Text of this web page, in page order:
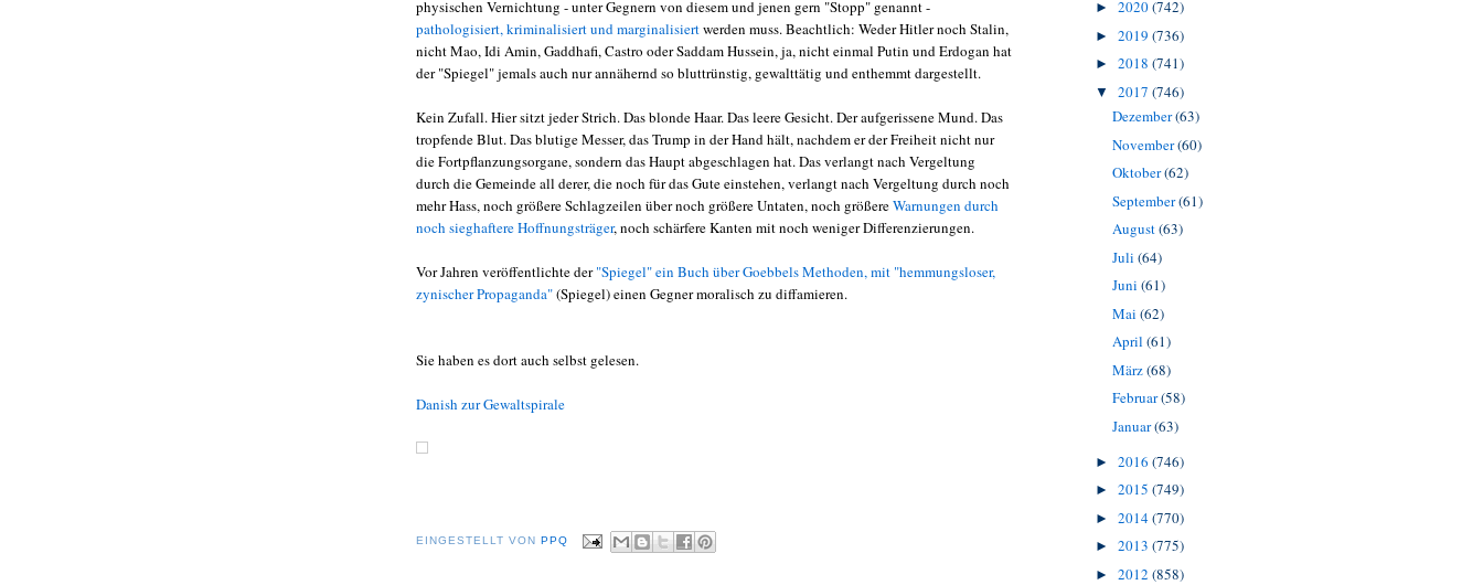
physischen Vernichtung - unter Gegnern von diesem und jenen gern "Stopp" genannt -
pathologisiert, kriminalisiert und marginalisiertwerden muss. Beachtlich: Weder Hitler noch Stalin,
nicht Mao, Idi Amin, Gaddhafi, Castro oder Saddam Hussein, ja, nicht einmal Putin und Erdogan hat
der "Spiegel" jemals auch nur annähernd so bluttrünstig, gewalttätig und enthemmt dargestellt.
Kein Zufall. Hier sitzt jeder Strich. Das blonde Haar. Das leere Gesicht. Der aufgerissene Mund. Das
tropfende Blut. Das blutige Messer, das Trump in der Hand hält, nachdem er der Freiheit nicht nur
die Fortpflanzungsorgane, sondern das Haupt abgeschlagen hat. Das verlangt nach Vergeltung
durch die Gemeinde all derer, die noch für das Gute einstehen, verlangt nach Vergeltung durch noch
mehr Hass, noch größere Schlagzeilen über noch größere Untaten, noch größereWarnungen durch
noch sieghaftere Hoffnungsträger, noch schärfere Kanten mit noch weniger Differenzierungen.
Vor Jahren veröffentlichte der"Spiegel" ein Buch über Goebbels Methoden, mit "hemmungsloser,
zynischer Propaganda"(Spiegel) einen Gegner moralisch zu diffamieren.
Sie haben es dort auch selbst gelesen.
Danish zur Gewaltspirale
EINGESTELLT VONPPQ
► 2020(742)
► 2019 (736)
► 2018 (741)
▼ 2017 (746)
Dezember(63)
November(60)
Oktober(62)
September(61)
August(63)
Juli (64)
Juni (61)
Mai (62)
April (61)
März(68)
Februar(58)
Januar(63)
► 2016 (746)
► 2015 (749)
► 2014(770)
► 2013 (775)
► 2012 (858)